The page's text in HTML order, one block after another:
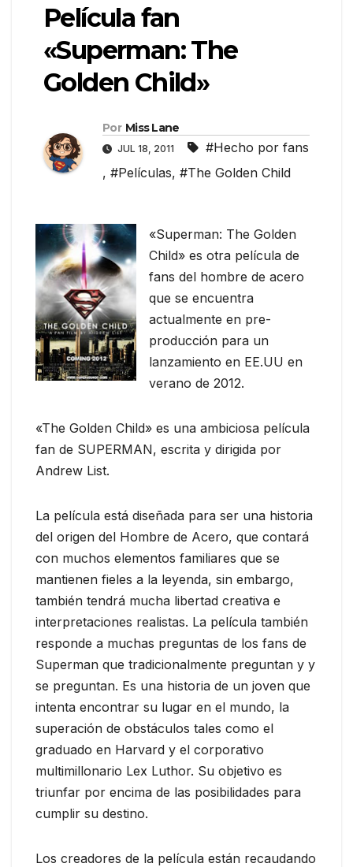
Película fan
«Superman: The
Golden Child»
Por Miss Lane
JUL 18, 2011
#Hecho por fans
, #Películas, #The Golden Child
«Superman: The Golden
Child» es otra película de
fans del hombre de acero
que se encuentra
actualmente en pre-
producción para un
lanzamiento en EE.UU en
verano de 2012.
«The Golden Child» es una ambiciosa película
fan de SUPERMAN, escrita y dirigida por
Andrew List.
La película está diseñada para ser una historia
del origen del Hombre de Acero, que contará
con muchos elementos familiares que se
mantienen fieles a la leyenda, sin embargo,
también tendrá mucha libertad creativa e
interpretaciones realistas. La película también
responde a muchas preguntas de los fans de
Superman que tradicionalmente preguntan y y
se preguntan. Es una historia de un joven que
intenta encontrar su lugar en el mundo, la
superación de obstáculos tales como el
graduado en Harvard y el corporativo
multimillonario Lex Luthor. Su objetivo es
triunfar por encima de las posibilidades para
cumplir su destino.
Los creadores de la película están recaudando